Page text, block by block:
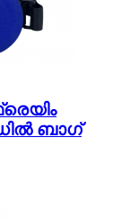
ബാഗ്